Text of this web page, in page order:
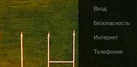
Вход
Безопасность
Интернет
Телефония